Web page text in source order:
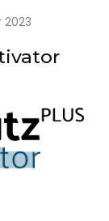
Schlacht
im
Netz
2023